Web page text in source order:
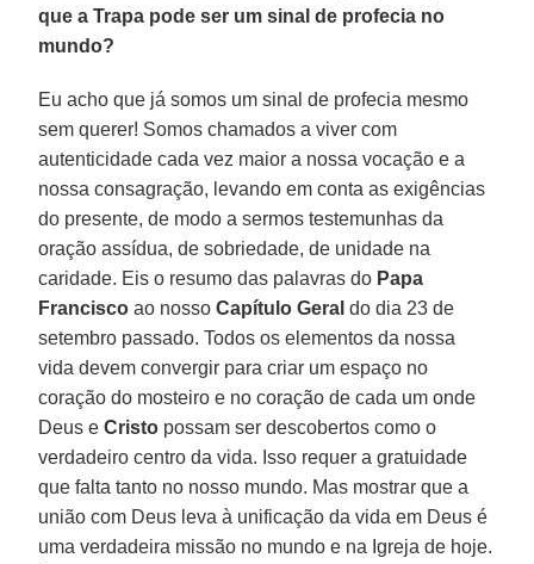
que a Trapa pode ser um sinal de profecia no
mundo?
Eu acho que já somos um sinal de profecia mesmo
sem querer! Somos chamados a viver com
autenticidade cada vez maior a nossa vocação e a
nossa consagração, levando em conta as exigências
do presente, de modo a sermos testemunhas da
oração assídua, de sobriedade, de unidade na
caridade. Eis o resumo das palavras do Papa
Francisco ao nossoCapítulo Geral do dia 23 de
setembro passado. Todos os elementos da nossa
vida devem convergir para criar um espaço no
coração do mosteiro e no coração de cada um onde
Deus eCristo possam ser descobertos como o
verdadeiro centro da vida. Isso requer a gratuidade
que falta tanto no nosso mundo. Mas mostrar que a
união com Deus leva à unificação da vida em Deus é
uma verdadeira missão no mundo e na Igreja de hoje.